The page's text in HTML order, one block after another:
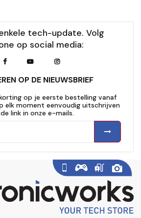
tech-update. Volg
op social media:
OP DE NIEUWSBRIEF
op je eerste bestelling vanaf
elk moment eenvoudig uitschrijven
link in onze e-mails.